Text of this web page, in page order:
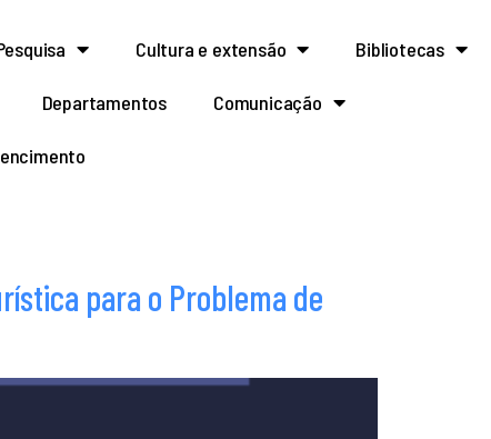
Cultura e extensão Bibliotecas
Departamentos Comunicação
para o Problema de